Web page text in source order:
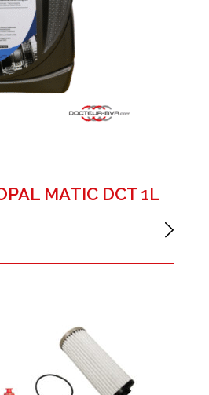
MATIC DCT 1L